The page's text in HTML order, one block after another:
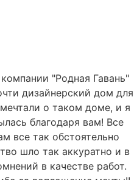
"Родная Гавань"
дизайнерский дом для
о таком доме, и я
благодаря вам! Все
все так обстоятельно
шло так аккуратно и в
в качестве работ.